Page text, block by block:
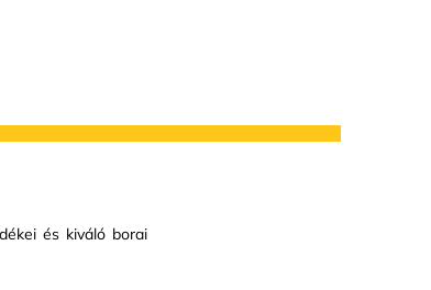
és kiváló borai